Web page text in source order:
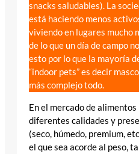
snacks saludables). La
está haciendo menos
viviendo en lugares mucho
de lo que un día de campo
esto por lo que la mayoría
“indoor pets” es decir
más complejo todo.
En el mercado de
diferentes calidades y
(seco, húmedo, premium,
el que sea acorde al peso,